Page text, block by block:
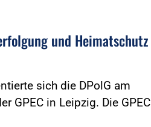
und Heimatschutz
sich die DPolG am
GPEC in Leipzig. Die GPEC